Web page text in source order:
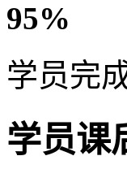
95%
学员完
学员课